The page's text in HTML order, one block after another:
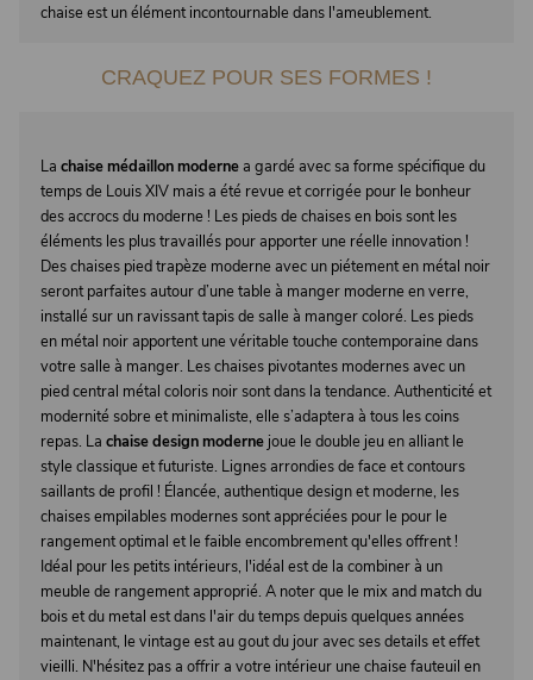
chaise est un élément incontournable dans l'ameublement.
CRAQUEZ POUR SES FORMES !
La chaise médaillon modernea gardé avec sa forme spécifique du
temps de Louis XIV mais a été revue et corrigée pour le bonheur
des accrocs du moderne ! Les pieds de chaises en bois sont les
éléments les plus travaillés pour apporter une réelle innovation !
Des chaises pied trapèze moderne avec un piétement en métal noir
seront parfaites autour d’une table à manger moderne en verre,
installé sur un ravissant tapis de salle à manger coloré. Les pieds
en métal noir apportent une véritable touche contemporaine dans
votre salle à manger. Les chaises pivotantes modernes avec un
pied central métal coloris noir sont dans la tendance. Authenticité et
modernité sobre et minimaliste, elle s’adaptera à tous les coins
repas. La chaise design modernejoue le double jeu en alliant le
style classique et futuriste. Lignes arrondies de face et contours
saillants de profil ! Élancée, authentique design et moderne, les
chaises empilables modernes sont appréciées pour le pour le
rangement optimal et le faible encombrement qu'elles offrent !
Idéal pour les petits intérieurs, l'idéal est de la combiner à un
meuble de rangement approprié. A noter que le mix and match du
bois et du metal est dans l'air du temps depuis quelques années
maintenant, le vintage est au gout du jour avec ses details et effet
vieilli. N'hésitez pas a offrir a votre intérieur une chaise fauteuil en